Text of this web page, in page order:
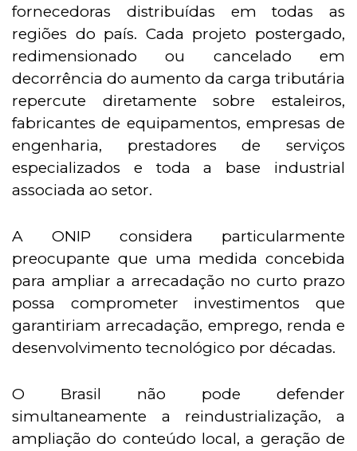
fornecedoras distribuídas em todas as
regiões do país. Cada projeto postergado,
redimensionado ou cancelado em
decorrência do aumento da carga tributária
repercute diretamente sobre estaleiros,
fabricantes de equipamentos, empresas de
engenharia, prestadores de serviços
especializados e toda a base industrial
associada ao setor.
A ONIP considera particularmente
preocupante que uma medida concebida
para ampliar a arrecadação no curto prazo
possa comprometer investimentos que
garantiriam arrecadação, emprego, renda e
desenvolvimento tecnológico por décadas.
O Brasil não pode defender
simultaneamente a reindustrialização, a
ampliação do conteúdo local, a geração de